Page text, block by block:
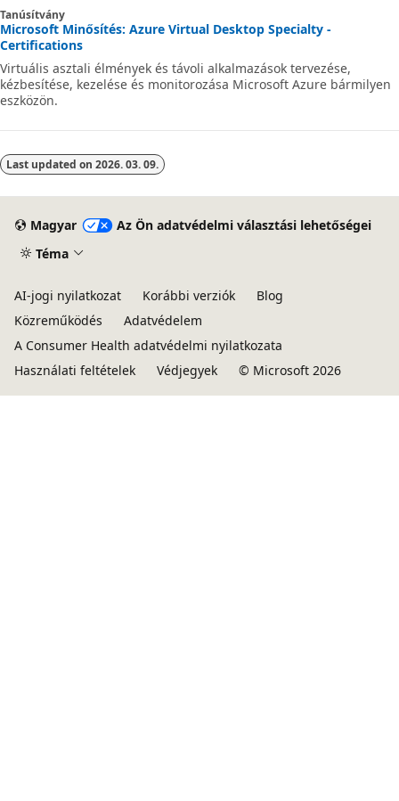
szabályokat az operációs rendszer és az alkalmazásnaplók
gyűjtéséhez.
Tanúsítvány
Microsoft Minősítés: Azure Virtual Desktop Specialty -
Certifications
Virtuális asztali élmények és távoli alkalmazások tervezése,
kézbesítése, kezelése és monitorozása Microsoft Azure bármilyen
eszközön.
Last updated on 2026. 03. 09.
Magyar
Az Ön adatvédelmi választási lehetőségei
Téma
AI-jogi nyilatkozat Korábbi verziók
Blog
Közreműködés
Adatvédelem
A Consumer Health adatvédelmi nyilatkozata
Használati feltételek
Védjegyek © Microsoft 2026